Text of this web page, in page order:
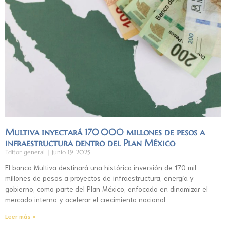
Multiva inyectará 170 000 millones de pesos a
infraestructura dentro del Plan México
Editor general junio 19, 2025
El banco Multiva destinará una histórica inversión de 170 mil
millones de pesos a proyectos de infraestructura, energía y
gobierno, como parte del Plan México, enfocado en dinamizar el
mercado interno y acelerar el crecimiento nacional.
Leer más »